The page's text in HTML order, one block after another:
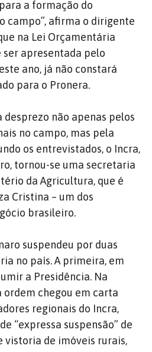
a formação do
campo”, afirma o dirigente
na Lei Orçamentária
ser apresentada pelo
ano, já não constará
para o Pronera.
desprezo não apenas pelos
no campo, mas pela
os entrevistados, o Incra,
tornou-se uma secretaria
da Agricultura, que é
Cristina – um dos
brasileiro.
suspendeu por duas
no país. A primeira, em
a Presidência. Na
ordem chegou em carta
regionais do Incra,
“expressa suspensão” de
vistoria de imóveis rurais,